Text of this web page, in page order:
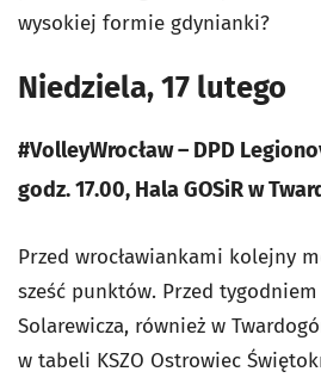
wysokiej formie gdynianki?
Niedziela, 17 lutego
#VolleyWrocław – DPD
godz. 17.00, Hala GOSiR w
Przed wrocławiankami kolejny
sześć punktów. Przed tygodniem
Solarewicza, również w
w tabeli KSZO Ostrowiec